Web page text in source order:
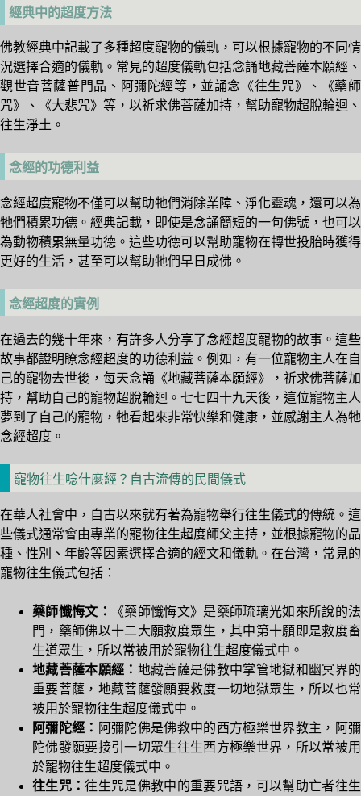
經典中的超度方法
佛教經典中記載了多種超度寵物的儀軌，可以根據寵物的不同情
況選擇合適的儀軌。常見的超度儀軌包括念誦地藏菩薩本願經、
觀世音菩薩普門品、阿彌陀經等，並誦念《往生咒》、《藥師
咒》、《大悲咒》等，以祈求佛菩薩加持，幫助寵物超脫輪迴、
往生淨土。
念經的功德利益
念經超度寵物不僅可以幫助牠們消除業障、淨化靈魂，還可以為
牠們積累功德。經典記載，即使是念誦簡短的一句佛號，也可以
為動物積累無量功德。這些功德可以幫助寵物在轉世投胎時獲得
更好的生活，甚至可以幫助牠們早日成佛。
念經超度的實例
在過去的幾十年來，有許多人分享了念經超度寵物的故事。這些
故事都證明瞭念經超度的功德利益。例如，有一位寵物主人在自
己的寵物去世後，每天念誦《地藏菩薩本願經》，祈求佛菩薩加
持，幫助自己的寵物超脫輪迴。七七四十九天後，這位寵物主人
夢到了自己的寵物，牠看起來非常快樂和健康，並感謝主人為牠
念經超度。
寵物往生唸什麼經？自古流傳的民間儀式
在華人社會中，自古以來就有著為寵物舉行往生儀式的傳統。這
些儀式通常會由專業的寵物往生超度師父主持，並根據寵物的品
種、性別、年齡等因素選擇合適的經文和儀軌。在台灣，常見的
寵物往生儀式包括：
藥師懺悔文：
《藥師懺悔文》是藥師琉璃光如來所說的法
門，藥師佛以十二大願救度眾生，其中第十願即是救度畜
生道眾生，所以常被用於寵物往生超度儀式中。
地藏菩薩本願經： 地藏菩薩是佛教中掌管地獄和幽冥界的
重要菩薩，地藏菩薩發願要救度一切地獄眾生，所以也常
被用於寵物往生超度儀式中。
阿彌陀經： 阿彌陀佛是佛教中的西方極樂世界教主，阿彌
陀佛發願要接引一切眾生往生西方極樂世界，所以常被用
於寵物往生超度儀式中。
往生咒：往生咒是佛教中的重要咒語，可以幫助亡者往生